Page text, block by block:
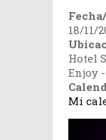
18/11/
Hotel
Enjoy
Mi